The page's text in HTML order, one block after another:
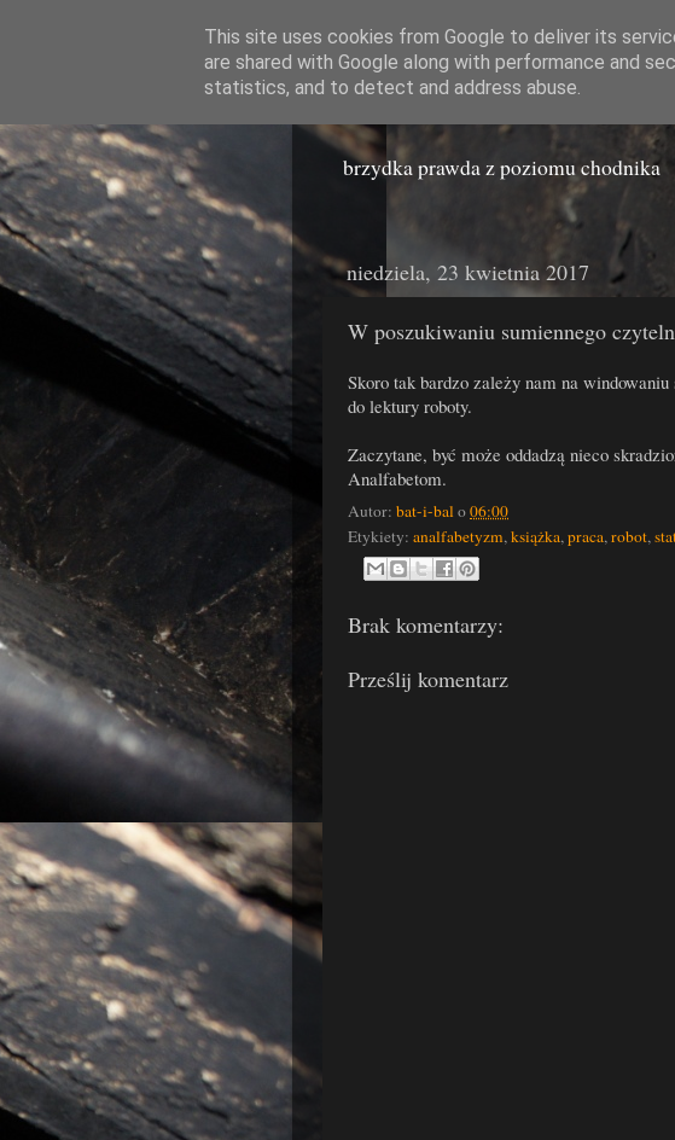
Miasto
brzydka prawda z poziomu chodnika
niedziela, 23 kwietnia 2017
W poszukiwaniu sumiennego
Skoro tak bardzo zależy nam na
do lektury roboty.
Zaczytane, być może oddadzą nieco
Analfabetom.
Autor: bat-i-bal o06:00
Etykiety: analfabetyzm, książka, praca, robot,
Brak komentarzy:
Prześlij komentarz
This site uses cookies from Google to deliver its
are shared with Google along with performance and
statistics, and to detect and address abuse.